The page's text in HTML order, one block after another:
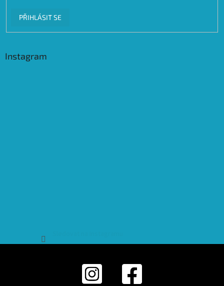
PŘIHLÁSIT SE
Instagram